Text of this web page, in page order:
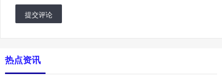
提交评论
热点资讯